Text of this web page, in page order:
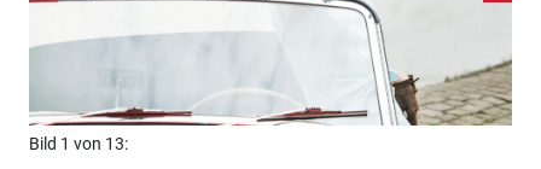
Bild 1 von 13: